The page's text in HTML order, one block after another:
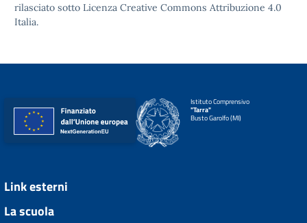
rilasciato sotto Licenza Creative Commons Attribuzione 4.0
Italia.
Istituto Comprensivo
"Tarra"
Busto Garolfo (MI)
Link esterni
La scuola